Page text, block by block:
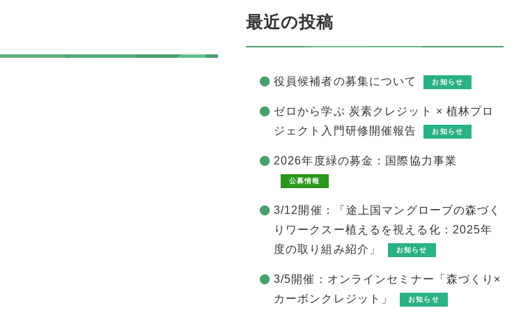
最近の投稿
役員候補者の募集について お知らせ
ゼロから学ぶ 炭素クレジット × 植林プロ
ジェクト入門研修開催報告
お知らせ
2026年度緑の募金：国際協力事業
公募情報
3/12開催：「途上国マングローブの森づく
りワークスー植えるを視える化：2025年
度の取り組み紹介」
お知らせ
3/5開催：オンラインセミナー「森づくり×
カーボンクレジット」
お知らせ